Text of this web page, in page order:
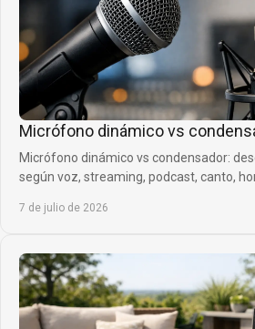
Micrófono dinámico vs
Micrófono dinámico vs condensador:
según voz, streaming, podcast, canto,
7 de julio de 2026